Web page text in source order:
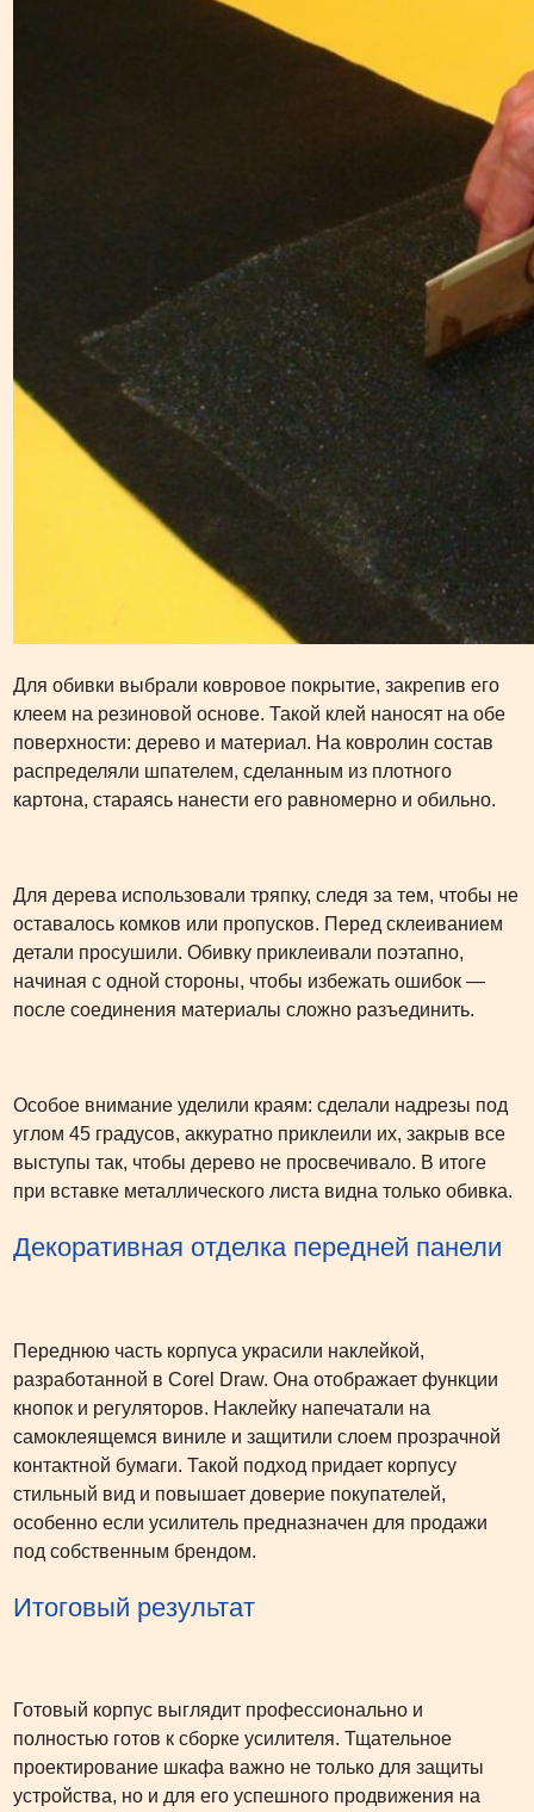
Для обивки выбрали ковровое покрытие, закрепив его
клеем на резиновой основе. Такой клей наносят на обе
поверхности: дерево и материал. На ковролин состав
распределяли шпателем, сделанным из плотного
картона, стараясь нанести его равномерно и обильно.
Для дерева использовали тряпку, следя за тем, чтобы не
оставалось комков или пропусков. Перед склеиванием
детали просушили. Обивку приклеивали поэтапно,
начиная с одной стороны, чтобы избежать ошибок —
после соединения материалы сложно разъединить.
Особое внимание уделили краям: сделали надрезы под
углом 45 градусов, аккуратно приклеили их, закрыв все
выступы так, чтобы дерево не просвечивало. В итоге
при вставке металлического листа видна только обивка.
Декоративная отделка передней панели
Переднюю часть корпуса украсили наклейкой,
разработанной в Corel Draw. Она отображает функции
кнопок и регуляторов. Наклейку напечатали на
самоклеящемся виниле и защитили слоем прозрачной
контактной бумаги. Такой подход придает корпусу
стильный вид и повышает доверие покупателей,
особенно если усилитель предназначен для продажи
под собственным брендом.
Итоговый результат
Готовый корпус выглядит профессионально и
полностью готов к сборке усилителя. Тщательное
проектирование шкафа важно не только для защиты
устройства, но и для его успешного продвижения на